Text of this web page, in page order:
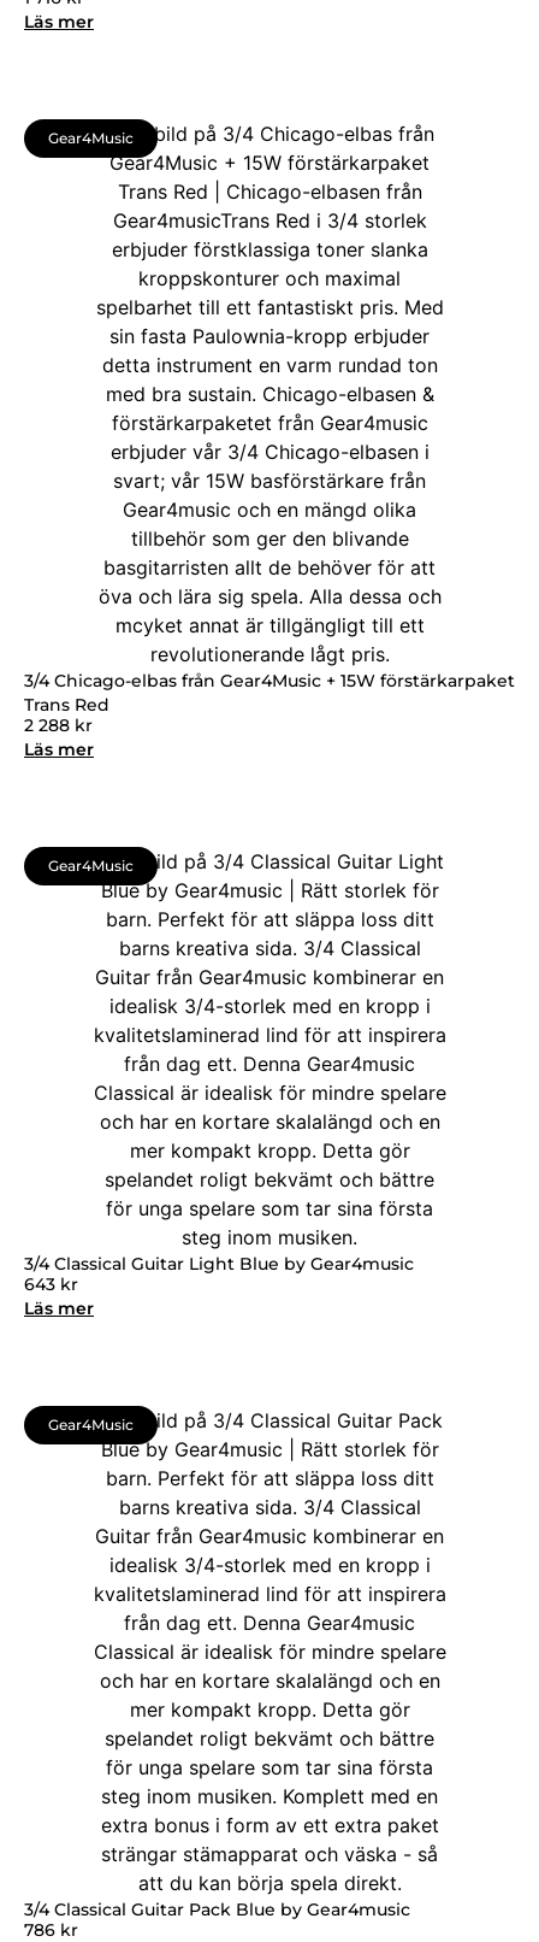
Läs mer
Gear4Music
3/4 Chicago-elbas från Gear4Music + 15W förstärkarpaket
Trans Red
2 288 kr
Läs mer
Gear4Music
3/4 Classical Guitar Light Blue by Gear4music
643 kr
Läs mer
Gear4Music
3/4 Classical Guitar Pack Blue by Gear4music
786 kr